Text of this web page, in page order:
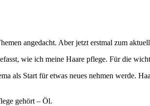
angedacht. Aber jetzt erstmal zum
wie ich meine Haare pflege. Für die
als Start für etwas neues nehmen werde.
gehört – Öl.